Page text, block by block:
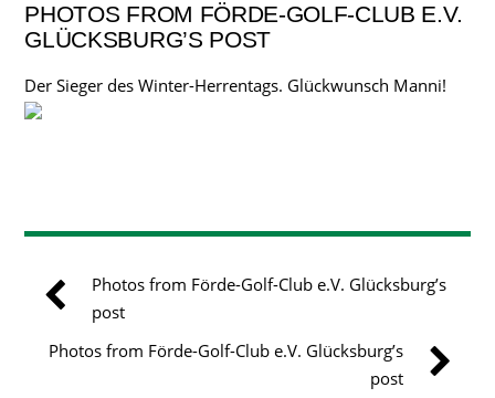
PHOTOS FROM FÖRDE-GOLF-CLUB E.V.
GLÜCKSBURG’S POST
Der Sieger des Winter-Herrentags. Glückwunsch Manni!
Photos from Förde-Golf-Club e.V. Glücksburg’s
post
Photos from Förde-Golf-Club e.V. Glücksburg’s
post